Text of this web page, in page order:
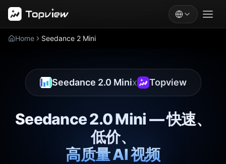
Home Seedance 2 Mini
Seedance 2.0 Minix Topview
Seedance 2.0 Mini — 快速、
低价、
高质量 AI 视频